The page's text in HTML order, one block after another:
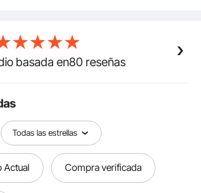
resistir el óxido, lo que garantiza
en diversos entornos.
gracias a su longitud extendida y
Es la opción preferida para los
Cambie sin esfuerzo entre un modo
modo de balanceo aéreo
la inteligente estructura triangular
de yoga aéreo, combinada con
basada en80 reseñas
Todas las estrellas
Actual Compra verificada